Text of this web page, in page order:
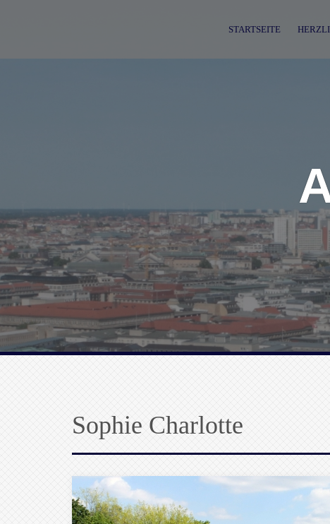
STARTSEITE
Sophie Charlotte